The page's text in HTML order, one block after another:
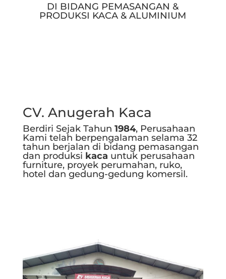
DI BIDANG PEMASANGAN &
PRODUKSI KACA & ALUMINIUM
CV. Anugerah Kaca
Berdiri Sejak Tahun 1984, Perusahaan
Kami telah berpengalaman selama 32
tahun berjalan di bidang pemasangan
dan produksi kaca untuk perusahaan
furniture, proyek perumahan, ruko,
hotel dan gedung-gedung komersil.